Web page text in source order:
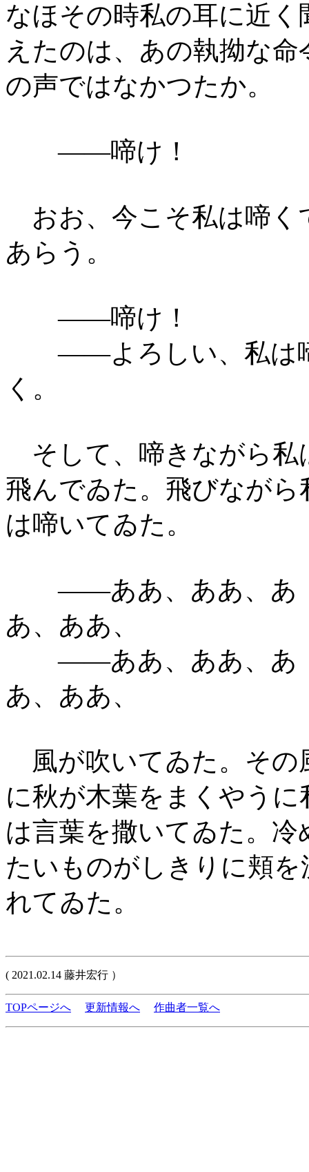
なほその時私の耳に近く
えたのは、あの執拗な命
の声ではなかつたか。
――啼け！
おお、今こそ私は啼く
あらう。
――啼け！
――よろしい、私は
く。
そして、啼きながら私
飛んでゐた。飛びながら
は啼いてゐた。
――ああ、ああ、あ
あ、ああ、
――ああ、ああ、あ
あ、ああ、
風が吹いてゐた。その
に秋が木葉をまくやうに
は言葉を撒いてゐた。冷
たいものがしきりに頬を
れてゐた。
( 2021.02.14 藤井宏行 ）
TOPページへ 更新情報へ 作曲者一覧へ